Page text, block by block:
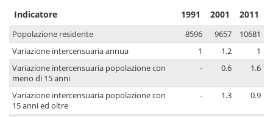
Indicatore 1991 2001 2011
Popolazione residente 8596 9657
10681
Variazione intercensuaria annua
1 1.2
1
Variazione intercensuaria popolazione con
meno di 15 anni
- 0.6 1.6
Variazione intercensuaria popolazione con
15 anni ed oltre
- 1.3 0.9